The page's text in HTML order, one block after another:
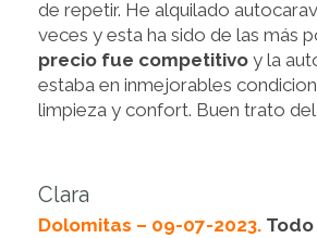
de repetir. He alquilado
veces y esta ha sido de las más
precio fue competitivo y la
estaba en inmejorables
limpieza y confort. Buen trato
Clara
Dolomitas – 09-07-2023.